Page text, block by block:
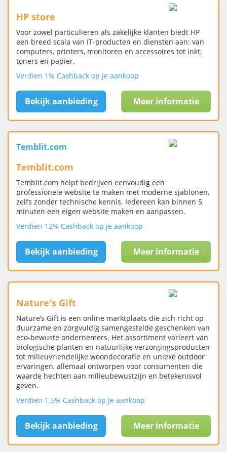
HP store
Voor zowel particulieren als zakelijke klanten biedt HP
een breed scala van IT-producten en diensten aan: van
computers, printers, monitoren en accessoires tot inkt,
toners en papier.
Verdien 1% Cashback op je aankoop
Bekijk aanbieding Meer informatie
Temblit.com
Temblit.com
Temblit.com helpt bedrijven eenvoudig een
professionele website te maken met moderne sjablonen,
zelfs zonder technische kennis. Iedereen kan binnen 5
minuten een eigen website maken en aanpassen.
Verdien 12% Cashback op je aankoop
Bekijk aanbieding Meer informatie
Nature's Gift
Nature’s Gift is een online marktplaats die zich richt op
duurzame en zorgvuldig samengestelde geschenken van
eco-bewuste ondernemers. Het assortiment varieert van
biologische planten en natuurlijke verzorgingsproducten
tot milieuvriendelijke woondecoratie en unieke outdoor
ervaringen, allemaal ontworpen voor consumenten die
waarde hechten aan milieubewustzijn en betekenisvol
geven.
Verdien 1.5% Cashback op je aankoop
Bekijk aanbieding Meer informatie